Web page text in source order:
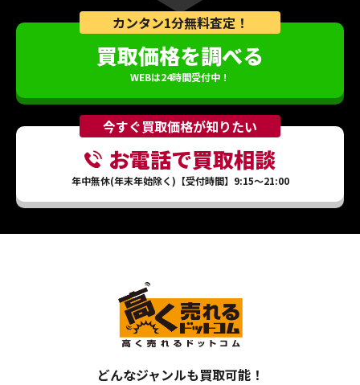
カンタン1分無料査定！
買取価格を調べる
WEBは24時間受付中！
今すぐ買取価格が知りたい
お電話で買取相談
年中無休(年末年始除く)【受付時間】9:15～21:00
どんなジャンルも買取可能！